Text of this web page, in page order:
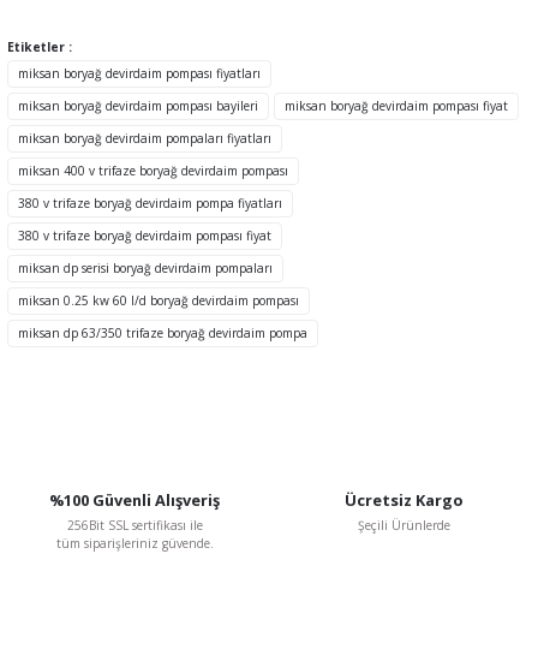
tarafımıza iletebilirsiniz.
Görüş ve önerileriniz için teşekkür ederiz.
Ürün açıklamasında eksik bilgiler bulunuyor.
Ürün bilgilerinde hatalar bulunuyor.
Ürün fiyatı diğer sitelerden daha pahalı.
Bu ürüne benzer farklı alternatifler olmalı.
Etiketler :
miksan boryağ devirdaim pompası fiyatları
miksan boryağ devirdaim pompası bayileri
miksan boryağ devirdaim pompası fiyat
miksan boryağ devirdaim pompaları fiyatları
miksan 400 v trifaze boryağ devirdaim pompası
380 v trifaze boryağ devirdaim pompa fiyatları
380 v trifaze boryağ devirdaim pompası fiyat
miksan dp serisi boryağ devirdaim pompaları
miksan 0.25 kw 60 l/d boryağ devirdaim pompası
miksan dp 63/350 trifaze boryağ devirdaim pompa
%100 Güvenli Alışveriş
256Bit SSL sertifikası ile
tüm siparişleriniz güvende.
Ücretsiz Kargo
Şeçili Ürünlerde